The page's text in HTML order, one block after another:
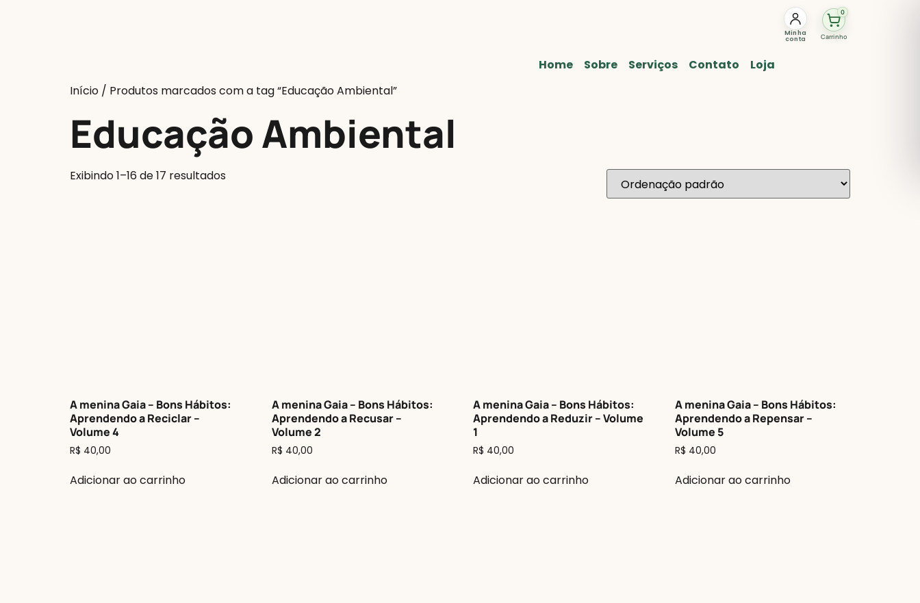
Minha
conta Carrinho
0
Home Sobre Serviços Contato
Loja
Início / Produtos marcados com a tag “Educação Ambiental”
Educação Ambiental
Exibindo 1–16 de 17 resultados
A menina Gaia – Bons Hábitos:
Aprendendo a Reciclar –
Volume 4
R$ 40,00
Adicionar ao carrinho
A menina Gaia – Bons Hábitos:
Aprendendo a Recusar –
Volume 2
R$ 40,00
Adicionar ao carrinho
A menina Gaia – Bons Hábitos:
Aprendendo a Reduzir – Volume
1
R$ 40,00
Adicionar ao carrinho
A menina Gaia – Bons Hábitos:
Aprendendo a Repensar –
Volume 5
R$ 40,00
Adicionar ao carrinho